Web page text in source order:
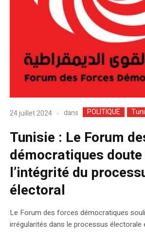
24 juillet 2024 dans POLITIQUE
Tunisie : Le Forum
démocratiques doute
l’intégrité du
électoral
Le Forum des forces démocratiques
irrégularités dans le processus électorale